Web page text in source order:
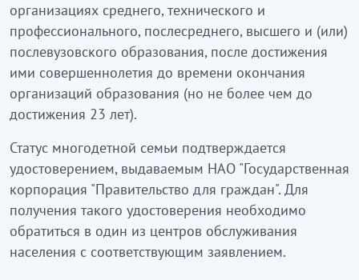
организациях среднего, технического и
профессионального, послесреднего, высшего и (или)
послевузовского образования, после достижения
ими совершеннолетия до времени окончания
организаций образования (но не более чем до
достижения 23 лет).
Статус многодетной семьи подтверждается
удостоверением, выдаваемым НАО "Государственная
корпорация "Правительство для граждан". Для
получения такого удостоверения необходимо
обратиться в один из центров обслуживания
населения с соответствующим заявлением.